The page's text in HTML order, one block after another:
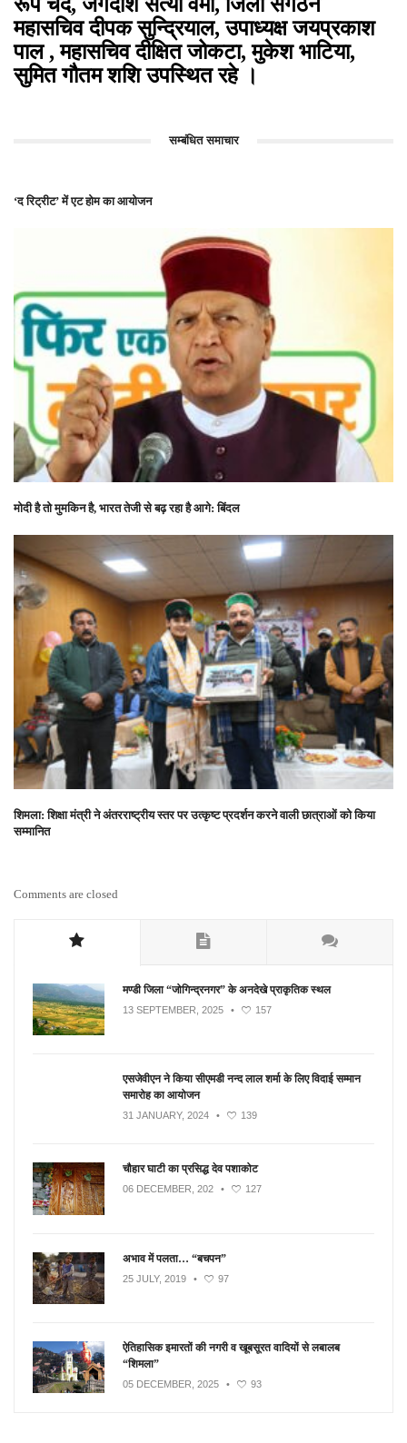
रूप चंद, जगदीश सत्या वर्मा, जिला संगठन
महासचिव दीपक सुन्द्रियाल, उपाध्यक्ष जयप्रकाश
पाल , महासचिव दीक्षित जोकटा, मुकेश भाटिया,
सुमित गौतम शशि उपस्थित रहे ।
सम्बंधित समाचार
‘द रिट्रीट’ में एट होम का आयोजन
मोदी है तो मुमकिन है, भारत तेजी से बढ़ रहा है आगे: बिंदल
शिमला: शिक्षा मंत्री ने अंतरराष्ट्रीय स्तर पर उत्कृष्ट प्रदर्शन करने वाली छात्राओं को किया
सम्मानित
Comments are closed
मण्डी जिला “जोगिन्द्रनगर” के अनदेखे प्राकृतिक स्थल
13 SEPTEMBER, 2025 • 157
एसजेवीएन ने किया सीएमडी नन्‍द लाल शर्मा के लिए विदाई सम्मान
समारोह का आयोजन
31 JANUARY, 2024 • 139
चौहार घाटी का प्रसिद्ध देव पशाकोट
06 DECEMBER, 202 • 127
अभाव में पलता… “बचपन”
25 JULY, 2019 • 97
ऐतिहासिक इमारतों की नगरी व खूबसूरत वादियों से लबालब
“शिमला”
05 DECEMBER, 2025 • 93